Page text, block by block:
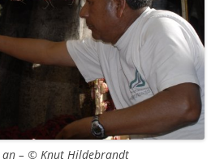
an – © Knut Hildebrandt